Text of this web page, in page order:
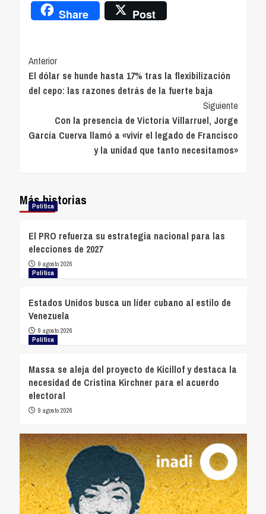
Share Post
Navegación
de
entradas
Anterior
El dólar se hunde hasta 17% tras la flexibilización
del cepo: las razones detrás de la fuerte baja
Siguiente
Con la presencia de Victoria Villarruel, Jorge
García Cuerva llamó a «vivir el legado de Francisco
y la unidad que tanto necesitamos»
Más historias
Política
El PRO refuerza su estrategia nacional para las
elecciones de 2027
9 agosto 2026
Política
Estados Unidos busca un líder cubano al estilo de
Venezuela
9 agosto 2026
Política
Massa se aleja del proyecto de Kicillof y destaca la
necesidad de Cristina Kirchner para el acuerdo
electoral
9 agosto 2026